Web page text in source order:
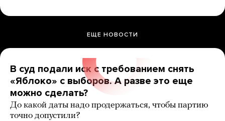
ЕЩЕ НОВОСТИ
В суд подали иск с требованием снять
«Яблоко» с выборов. А разве это еще
можно сделать?
До какой даты надо продержаться, чтобы партию
точно допустили?